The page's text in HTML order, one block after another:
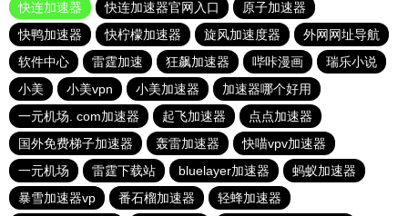
快连加速器 快连加速器官网入口
原子加速器
快鸭加速器
快柠檬加速器 旋风加速度器
外网网址导航
软件中心
雷霆加速 狂飙加速器 哔咔漫画
瑞乐小说
小美
小美vpn 小美加速器
加速器哪个好用
一元机场. com加速器
起飞加速器
点点加速器
国外免费梯子加速器
轰雷加速器
快喵vpv加速器
一元机场
雷霆下载站 bluelayer加速器
蚂蚁加速器
暴雪加速器vp
番石榴加速器
轻蜂加速器